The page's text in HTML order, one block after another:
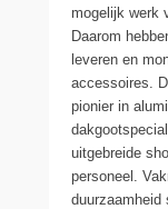
mogelijk werk
Daarom
leveren en
accessoires.
pionier in
uitgebreide
personeel.
duurzaamheid